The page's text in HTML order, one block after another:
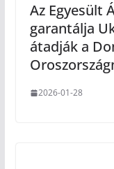
Az Egyesült
garantálja
átadják a
2026-01-28